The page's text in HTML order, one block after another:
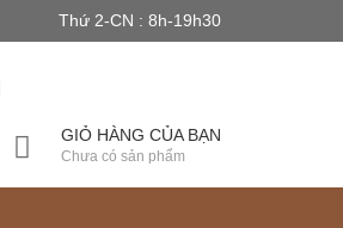
Thứ 2-CN : 8h-19h30
GIỎ HÀNG CỦA BẠN
Chưa có sản phẩm